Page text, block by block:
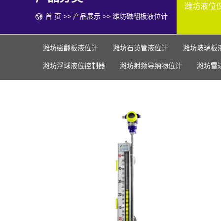
首 页 >> 产品展示 >> 潍坊磁翻板液位计
潍坊液位
潍坊磁翻板液位计 潍坊石英管液位计 潍坊玻璃板
潍坊浮球液位控制器 潍坊射频导纳物位计 潍坊雷